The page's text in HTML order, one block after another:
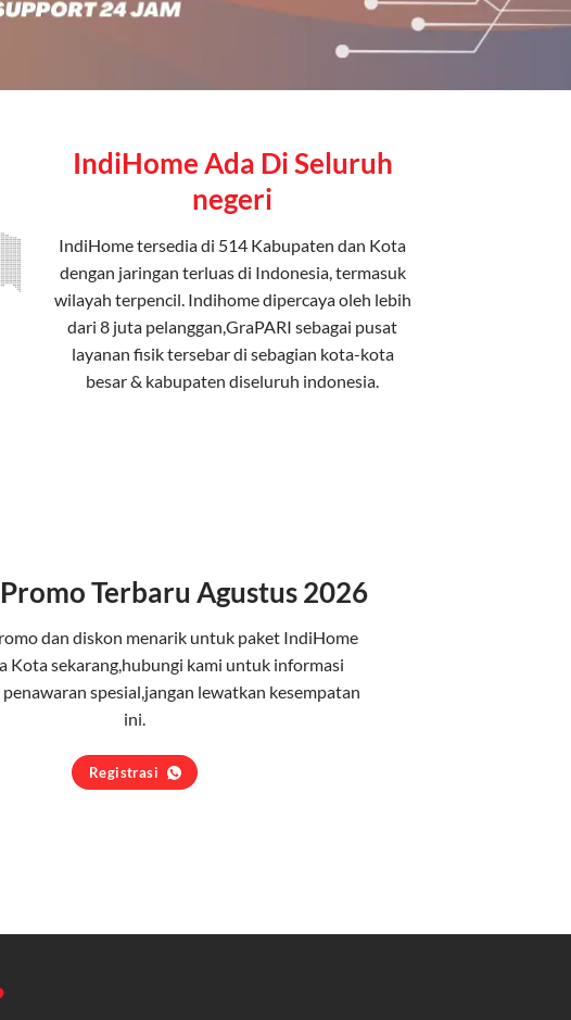
IndiHome Ada Di Seluruh
negeri
IndiHome tersedia di 514 Kabupaten dan Kota
dengan jaringan terluas di Indonesia, termasuk
wilayah terpencil. Indihome dipercaya oleh lebih
dari 8 juta pelanggan,GraPARI sebagai pusat
layanan fisik tersebar di sebagian kota-kota
besar & kabupaten diseluruh indonesia.
Terbaru Agustus 2026
dan diskon menarik untuk paket IndiHome
Kota sekarang,hubungi kami untuk informasi
spesial,jangan lewatkan kesempatan
ini.
Registrasi